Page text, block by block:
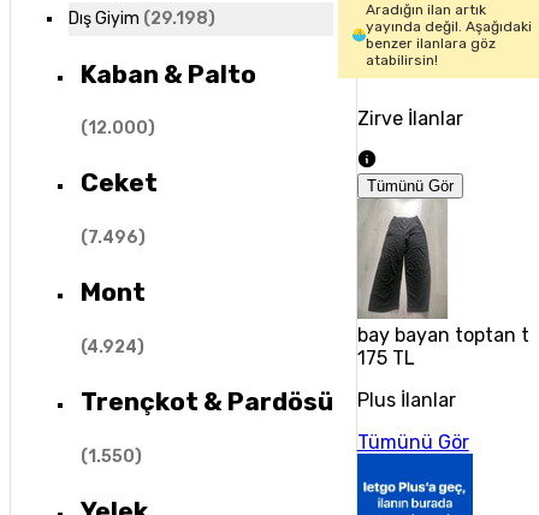
Dış Giyim (29.198)
Kaban & Palto
(12.000)
Ceket
(7.496)
Mont
(4.924)
Trençkot & Pardösü
(1.550)
Aradığın ilan artık
yayında değil. Aşağıdaki
benzer ilanlara göz
atabilirsin!
Zirve İlanlar
Tümünü Gör
bay bayan toptan
175 TL
Plus İlanlar
Tümünü Gör